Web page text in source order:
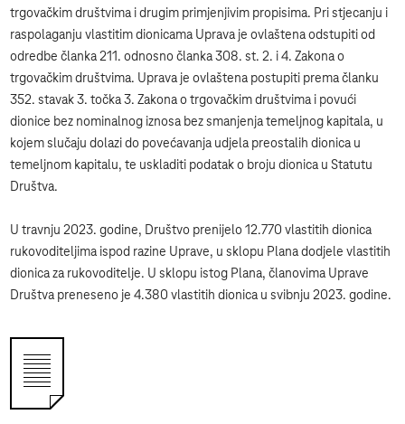
trgovačkim društvima i drugim primjenjivim propisima. Pri stjecanju i
raspolaganju vlastitim dionicama Uprava je ovlaštena odstupiti od
odredbe članka 211. odnosno članka 308. st. 2. i 4. Zakona o
trgovačkim društvima. Uprava je ovlaštena postupiti prema članku
352. stavak 3. točka 3. Zakona o trgovačkim društvima i povući
dionice bez nominalnog iznosa bez smanjenja temeljnog kapitala, u
kojem slučaju dolazi do povećavanja udjela preostalih dionica u
temeljnom kapitalu, te uskladiti podatak o broju dionica u Statutu
Društva.
U travnju 2023. godine, Društvo prenijelo 12.770 vlastitih dionica
rukovoditeljima ispod razine Uprave, u sklopu Plana dodjele vlastitih
dionica za rukovoditelje. U sklopu istog Plana, članovima Uprave
Društva preneseno je 4.380 vlastitih dionica u svibnju 2023. godine.